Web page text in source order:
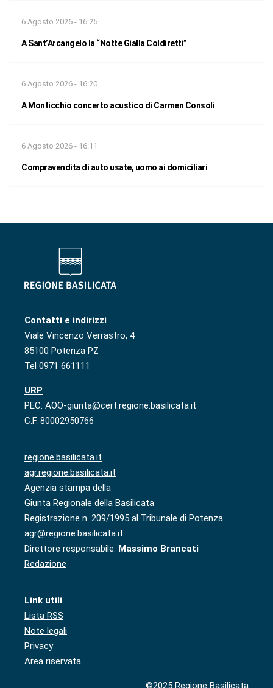
6 Agosto 2026 - 16:25
A Sant’Arcangelo la “Notte Gialla Coldiretti”
6 Agosto 2026 - 16:20
A Monticchio concerto acustico di Carmen Consoli
6 Agosto 2026 - 16:11
Compravendita di auto usate, uomo ai domiciliari
Contatti e indirizzi
Viale Vincenzo Verrastro, 4
85100 Potenza PZ
Tel 0971 661111
URP
PEC: AOO-giunta@cert.regione.basilicata.it
C.F. 80002950766
regione.basilicata.it
agr.regione.basilicata.it
Agenzia stampa della
Giunta Regionale della Basilicata
Registrazione n. 209/1995 al Tribunale di Potenza
agr@regione.basilicata.it
Direttore responsabile: Massimo Brancati
Redazione
Link utili
Lista RSS
Note legali
Privacy
Area riservata
©2025 Regione Basilicata